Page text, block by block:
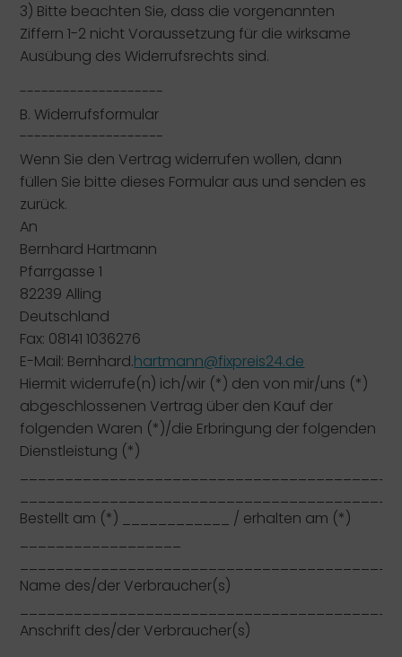
3) Bitte beachten Sie, dass die vorgenannten
Ziffern 1-2 nicht Voraussetzung für die wirksame
Ausübung des Widerrufsrechts sind.
--------------------
B. Widerrufsformular
--------------------
Wenn Sie den Vertrag widerrufen wollen, dann
füllen Sie bitte dieses Formular aus und senden es
zurück.
An
Bernhard Hartmann
Pfarrgasse 1
82239 Alling
Deutschland
Fax: 08141 1036276
E-Mail: Bernhard.hartmann@fixpreis24.de
Hiermit widerrufe(n) ich/wir (*) den von mir/uns (*)
abgeschlossenen Vertrag über den Kauf der
folgenden Waren (*)/die Erbringung der folgenden
Dienstleistung (*)
Bestellt am (*) ____________ / erhalten am (*)
Name des/der Verbraucher(s)
Anschrift des/der Verbraucher(s)